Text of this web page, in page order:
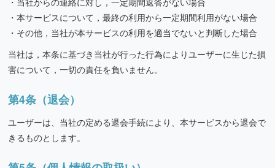
本サービスについて，最終の利用から一定期間利用がない場合
その他，当社が本サービスの利用を適当でないと判断した場合
当社は，本条に基づき当社が行った行為によりユーザーに生じた損
害について，一切の責任を負いません。
第4条（退会）
ユーザーは、当社の定める退会手続により、本サービスから退会で
きるものとします。